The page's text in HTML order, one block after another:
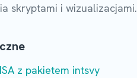
skryptami i wizualizacjami.
z pakietem intsvy